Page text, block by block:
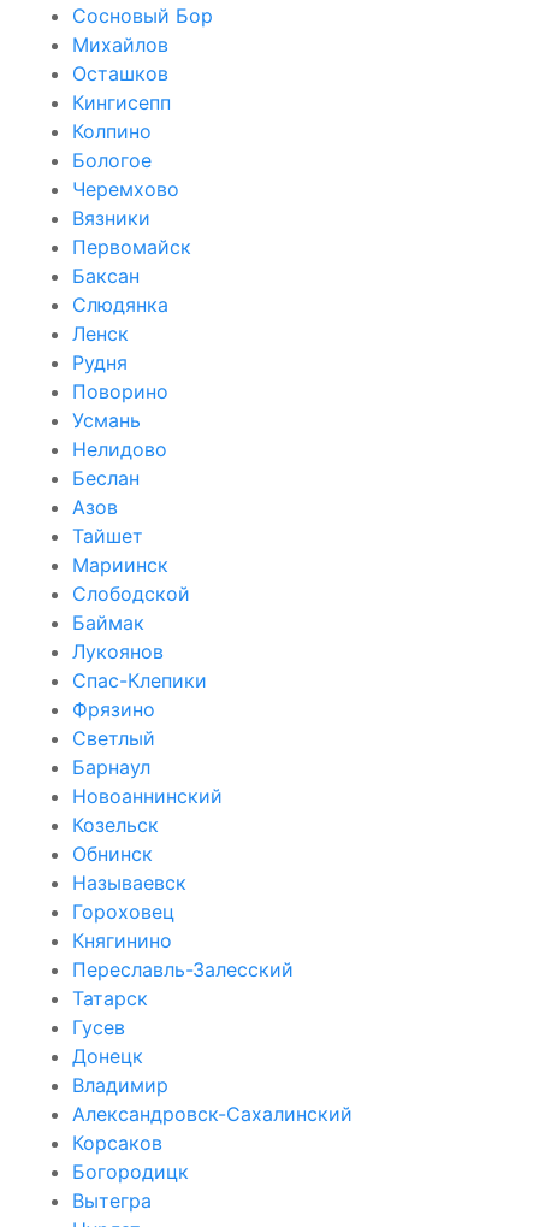
Сосновый Бор
Михайлов
Осташков
Кингисепп
Колпино
Бологое
Черемхово
Вязники
Первомайск
Баксан
Слюдянка
Ленск
Рудня
Поворино
Усмань
Нелидово
Беслан
Азов
Тайшет
Мариинск
Слободской
Баймак
Лукоянов
Спас-Клепики
Фрязино
Светлый
Барнаул
Новоаннинский
Козельск
Обнинск
Называевск
Гороховец
Княгинино
Переславль-Залесский
Татарск
Гусев
Донецк
Владимир
Александровск-Сахалинский
Корсаков
Богородицк
Вытегра